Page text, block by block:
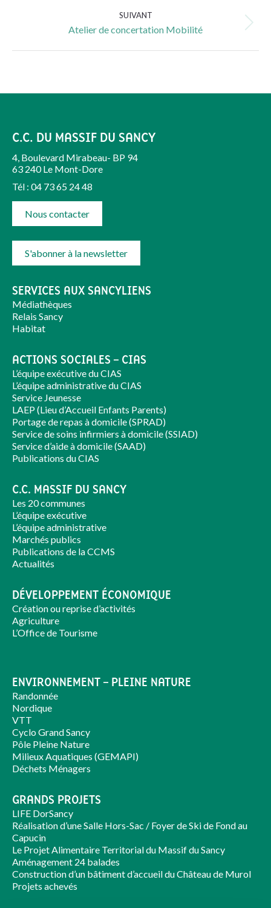
SUIVANT
Article
:
Atelier de concertation Mobilité
C.C. DU MASSIF DU SANCY
4, Boulevard Mirabeau- BP 94
63 240 Le Mont-Dore
Tél : 04 73 65 24 48
Nous contacter
S'abonner à la newsletter
SERVICES AUX SANCYLIENS
Médiathèques
Relais Sancy
Habitat
ACTIONS SOCIALES – CIAS
L’équipe exécutive du CIAS
L’équipe administrative du CIAS
Service Jeunesse
LAEP (Lieu d’Accueil Enfants Parents)
Portage de repas à domicile (SPRAD)
Service de soins infirmiers à domicile (SSIAD)
Service d’aide à domicile (SAAD)
Publications du CIAS
C.C. MASSIF DU SANCY
Les 20 communes
L’équipe exécutive
L’équipe administrative
Marchés publics
Publications de la CCMS
Actualités
DÉVELOPPEMENT ÉCONOMIQUE
Création ou reprise d’activités
Agriculture
L’Office de Tourisme
ENVIRONNEMENT – PLEINE NATURE
Randonnée
Nordique
VTT
Cyclo Grand Sancy
Pôle Pleine Nature
Milieux Aquatiques (GEMAPI)
Déchets Ménagers
GRANDS PROJETS
LIFE DorSancy
Réalisation d’une Salle Hors-Sac / Foyer de Ski de Fond au
Capucin
Le Projet Alimentaire Territorial du Massif du Sancy
Aménagement 24 balades
Construction d’un bâtiment d’accueil du Château de Murol
Projets achevés